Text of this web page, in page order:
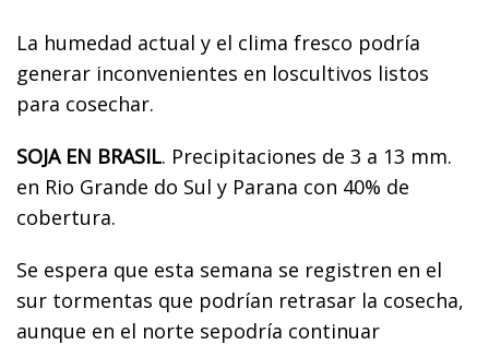
La humedad actual y el clima fresco podría
generar inconvenientes en loscultivos listos
para cosechar.
SOJA EN BRASIL. Precipitaciones de 3 a 13 mm.
en Rio Grande do Sul y Parana con 40% de
cobertura.
Se espera que esta semana se registren en el
sur tormentas que podrían retrasar la cosecha,
aunque en el norte sepodría continuar